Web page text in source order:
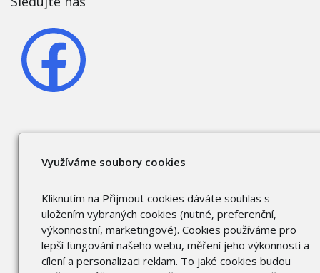
Využíváme soubory cookies
Kliknutím na Přijmout cookies dáváte souhlas s
uložením vybraných cookies (nutné, preferenční,
výkonnostní, marketingové). Cookies používáme pro
lepší fungování našeho webu, měření jeho výkonnosti a
cílení a personalizaci reklam. To jaké cookies budou